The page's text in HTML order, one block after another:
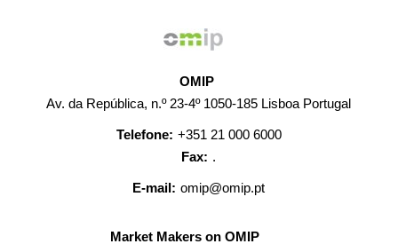
OMIP
Av. da República, n.º 23-4º 1050-185 Lisboa Portugal
Telefone: +351 21 000 6000
Fax: .
E-mail: omip@omip.pt
Market Makers on OMIP